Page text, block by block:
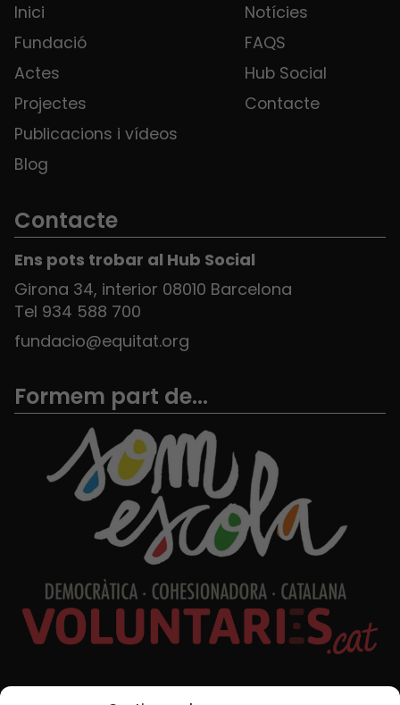
Inici
Fundació
Actes
Projectes
Publicacions i vídeos
Blog
Notícies
FAQS
Hub Social
Contacte
Contacte
Ens pots trobar al Hub Social
Girona 34, interior 08010 Barcelona
Tel 934 588 700
fundacio@equitat.org
Formem part de...